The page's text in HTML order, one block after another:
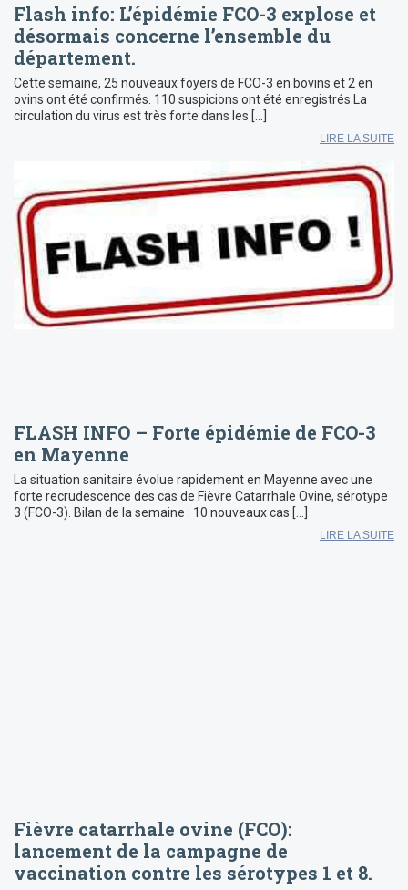
Flash info: L’épidémie FCO-3 explose et
désormais concerne l’ensemble du
département.
Cette semaine, 25 nouveaux foyers de FCO-3 en bovins et 2 en
ovins ont été confirmés. 110 suspicions ont été enregistrés.La
circulation du virus est très forte dans les […]
LIRE LA SUITE
FLASH INFO – Forte épidémie de FCO-3
en Mayenne
La situation sanitaire évolue rapidement en Mayenne avec une
forte recrudescence des cas de Fièvre Catarrhale Ovine, sérotype
3 (FCO-3). Bilan de la semaine : 10 nouveaux cas […]
LIRE LA SUITE
Fièvre catarrhale ovine (FCO):
lancement de la campagne de
vaccination contre les sérotypes 1 et 8.